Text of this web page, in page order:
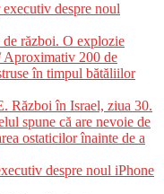
despre noul
război. O explozie
Aproximativ 200 de
în timpul bătăliilor
Război în Israel, ziua 30.
spune că are nevoie de
ostaticilor înainte de a
despre noul iPhone